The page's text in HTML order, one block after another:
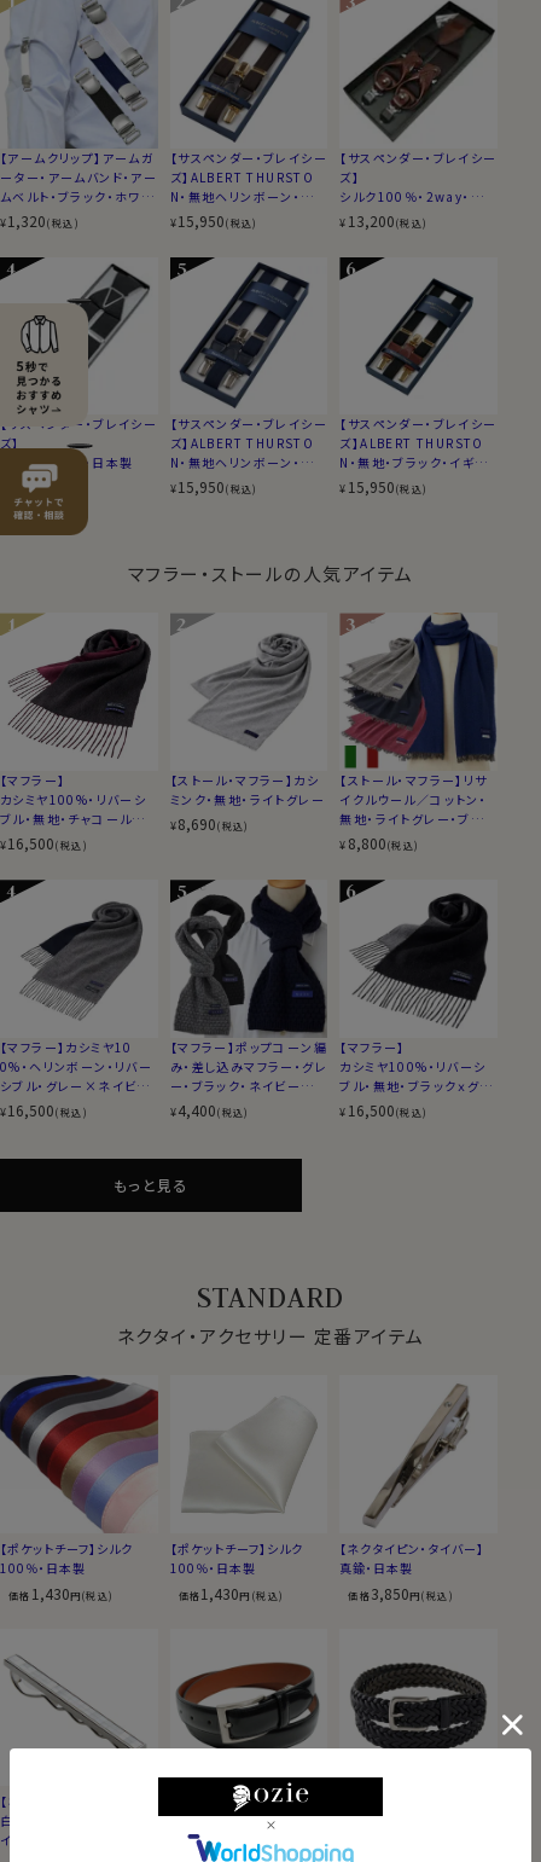
【アームクリップ】アームガ
ーター・アームバンド・アー
ムベルト・ブラック・ホワイ
ト・ネイビーブルー・日本
¥1,320(税込)
【サスペンダー・ブレイシー
ズ】ALBERT THURSTO
N・無地ヘリンボーン・ブラ
ウン・イギリス製
¥15,950(税込)
【サスペンダー・ブレイシー
ズ】
シルク100％・2way・無
地・ブラウン・日本製
¥ 13,200(税込)
【サスペンダー・ブレイシー
ズ】
無地・ブラック・日本製
2,750(税込)
【サスペンダー・ブレイシー
ズ】ALBERT THURSTO
N・無地ヘリンボーン・ネイ
ビーブルー・イギリス製
¥15,950(税込)
【サスペンダー・ブレイシー
ズ】ALBERT THURSTO
N・無地・ブラック・イギリ
ス製
¥ 15,950(税込)
マフラー・ストールの人気アイテム
【マフラー】
カシミヤ100%・リバーシ
ブル・無地・チャコールグレ
ーｘワインレッド
¥16,500(税込)
【ストール・マフラー】カシ
ミンク・無地・ライトグレー
¥8,690(税込)
【ストール・マフラー】リサ
イクルウール／コットン・
無地・ライトグレー・ブル
ー・ネイビーブルー・ピン
ク・イタリア製
¥ 8,800(税込)
【マフラー】カシミヤ10
0%・ヘリンボーン・リバー
シブル・グレー×ネイビー
ブルー
¥16,500(税込)
【マフラー】ポップコーン編
み・差し込みマフラー・グレ
ー・ブラック・ネイビーブル
ー・日本製
¥4,400(税込)
【マフラー】
カシミヤ100%・リバーシ
ブル・無地・ブラックｘグレ
ー
¥ 16,500(税込)
もっと見る
STANDARD
ネクタイ・アクセサリー 定番アイテム
【ポケットチーフ】シルク
100％・日本製
価格 1,430円(税込)
【ポケットチーフ】シルク
100％・日本製
価格1,430円(税込)
【ネクタイピン・タイバー】
真鍮・日本製
価格3,850円(税込)
【ネクタイピン・タイバー】
白蝶貝・サイモンカーター・
イギリス製
【ベルト】ガラス革・日本製
円(税込)
革・日本製
価格